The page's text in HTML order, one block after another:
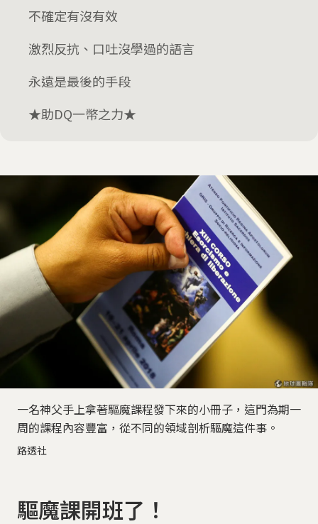
不確定有沒有效
激烈反抗、口吐沒學過的語言
永遠是最後的手段
★助DQ一幣之力★
一名神父手上拿著驅魔課程發下來的小冊子，這門為期一
周的課程內容豐富，從不同的領域剖析驅魔這件事。
路透社
驅魔課開班了！